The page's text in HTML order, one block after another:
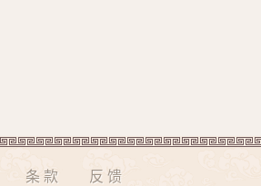
条款 反馈